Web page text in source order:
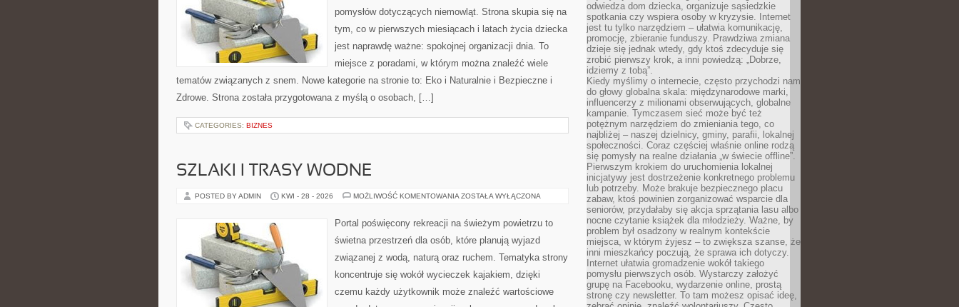
pomysłów dotyczących niemowląt. Strona skupia się na
tym, co w pierwszych miesiącach i latach życia dziecka
jest naprawdę ważne: spokojnej organizacji dnia. To
miejsce z poradami, w którym można znaleźć wiele
tematów związanych z snem. Nowe kategorie na stronie to: Eko i Naturalnie i Bezpieczne i
Zdrowe. Strona została przygotowana z myślą o osobach, […]
CATEGORIES: BIZNES
SZLAKI I TRASY WODNE
POSTED BY ADMIN KWI - 28 - 2026 MOŻLIWOŚĆ KOMENTOWANIA SZLAKI
WODNE
ZOSTAŁA WYŁĄCZONA
Portal poświęcony rekreacji na świeżym powietrzu to
świetna przestrzeń dla osób, które planują wyjazd
związanej z wodą, naturą oraz ruchem. Tematyka strony
koncentruje się wokół wycieczek kajakiem, dzięki
czemu każdy użytkownik może znaleźć wartościowe
odwiedza dom dziecka, organizuje sąsiedzkie
spotkania czy wspiera osoby w kryzysie. Internet
jest tu tylko narzędziem – ułatwia komunikację,
promocję, zbieranie funduszy. Prawdziwa zmiana
dzieje się jednak wtedy, gdy ktoś zdecyduje się
zrobić pierwszy krok, a inni powiedzą: „Dobrze,
idziemy z tobą”.
Kiedy myślimy o internecie, często przychodzi nam
do głowy globalna skala: międzynarodowe marki,
influencerzy z milionami obserwujących, globalne
kampanie. Tymczasem sieć może być też
potężnym narzędziem do zmieniania tego, co
najbliżej – naszej dzielnicy, gminy, parafii, lokalnej
społeczności. Coraz częściej właśnie online rodzą
się pomysły na realne działania „w świecie offline”.
Pierwszym krokiem do uruchomienia lokalnej
inicjatywy jest dostrzeżenie konkretnego problemu
lub potrzeby. Może brakuje bezpiecznego placu
zabaw, ktoś powinien zorganizować wsparcie dla
seniorów, przydałaby się akcja sprzątania lasu albo
nocne czytanie książek dla młodzieży. Ważne, by
problem był osadzony w realnym kontekście
miejsca, w którym żyjesz – to zwiększa szanse, że
inni mieszkańcy poczują, że sprawa ich dotyczy.
Internet ułatwia gromadzenie wokół takiego
pomysłu pierwszych osób. Wystarczy założyć
grupę na Facebooku, wydarzenie online, prostą
stronę czy newsletter. To tam możesz opisać ideę,